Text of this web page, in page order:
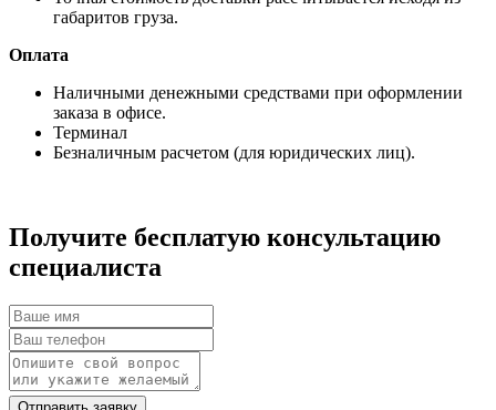
габаритов груза.
Оплата
Наличными денежными средствами при оформлении
заказа в офисе.
Терминал
Безналичным расчетом (для юридических лиц).
Получите бесплатую консультацию
специалиста